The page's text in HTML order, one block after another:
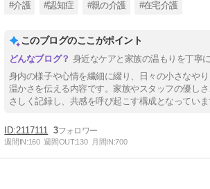
#介護 #認知症 #親の介護 #在宅介護
このブログのここがポイント
身近なケアと家族の温もりを丁寧
身内の様子や心情を繊細に綴り、日々の小さなや
温かさを伝える内容です。家族やスタッフの優し
さしく記録し、共感を呼び起こす構成となっていま
2117111 3
週間IN:160 週間OUT:130 月間IN:700